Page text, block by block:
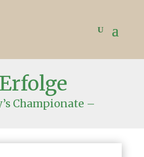
Erfolge
Championate –